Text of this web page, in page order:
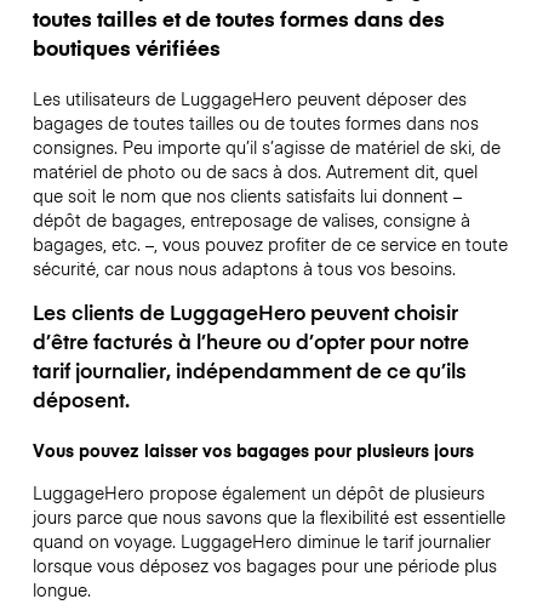
toutes tailles et de toutes formes dans des
boutiques vérifiées
Les utilisateurs de LuggageHero peuvent déposer des
bagages de toutes tailles ou de toutes formes dans nos
consignes. Peu importe qu’il s’agisse de matériel de ski, de
matériel de photo ou de sacs à dos. Autrement dit, quel
que soit le nom que nos clients satisfaits lui donnent –
dépôt de bagages, entreposage de valises, consigne à
bagages, etc. –, vous pouvez profiter de ce service en toute
sécurité, car nous nous adaptons à tous vos besoins.
Les clients de LuggageHero peuvent choisir
d’être facturés à l’heure ou d’opter pour notre
tarif journalier, indépendamment de ce qu’ils
déposent.
Vous pouvez laisser vos bagages pour plusieurs jours
LuggageHero propose également un dépôt de plusieurs
jours parce que nous savons que la flexibilité est essentielle
quand on voyage. LuggageHero diminue le tarif journalier
lorsque vous déposez vos bagages pour une période plus
longue.